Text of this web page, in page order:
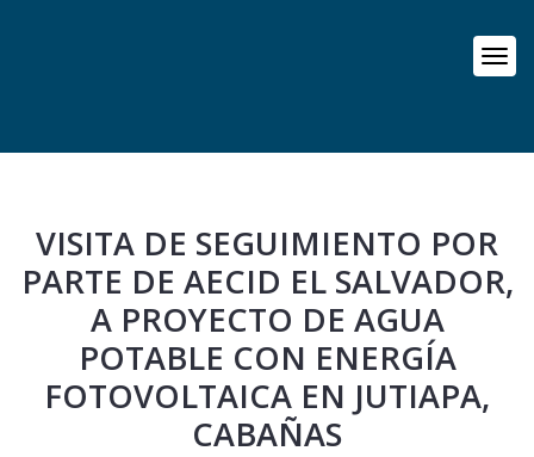
VISITA DE SEGUIMIENTO POR
PARTE DE AECID EL SALVADOR,
A PROYECTO DE AGUA
POTABLE CON ENERGÍA
FOTOVOLTAICA EN JUTIAPA,
CABAÑAS